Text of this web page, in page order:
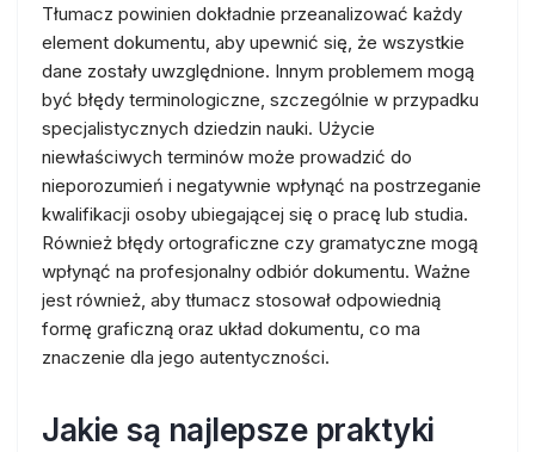
Tłumacz powinien dokładnie przeanalizować każdy
element dokumentu, aby upewnić się, że wszystkie
dane zostały uwzględnione. Innym problemem mogą
być błędy terminologiczne, szczególnie w przypadku
specjalistycznych dziedzin nauki. Użycie
niewłaściwych terminów może prowadzić do
nieporozumień i negatywnie wpłynąć na postrzeganie
kwalifikacji osoby ubiegającej się o pracę lub studia.
Również błędy ortograficzne czy gramatyczne mogą
wpłynąć na profesjonalny odbiór dokumentu. Ważne
jest również, aby tłumacz stosował odpowiednią
formę graficzną oraz układ dokumentu, co ma
znaczenie dla jego autentyczności.
Jakie są najlepsze praktyki